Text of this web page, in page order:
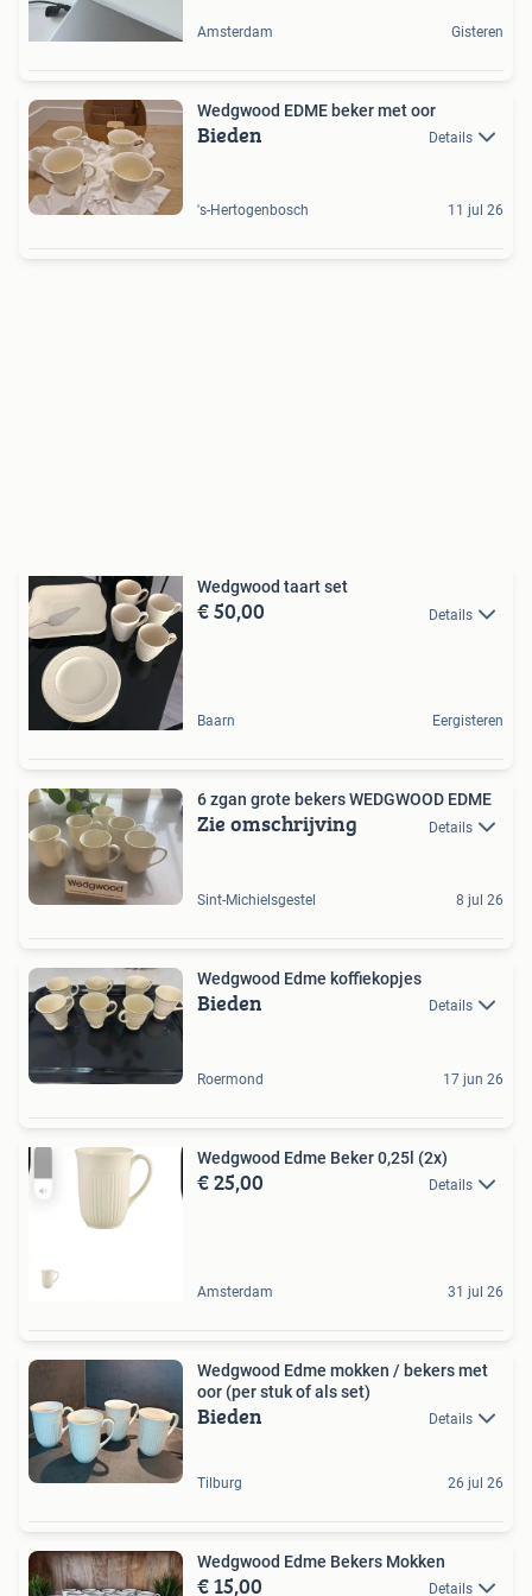
Amsterdam Gisteren
Wedgwood EDME beker met oor
Bieden Details
's-Hertogenbosch 11 jul 26
Wedgwood taart set
€ 50,00 Details
Baarn Eergisteren
6 zgan grote bekers WEDGWOOD EDME
Zie omschrijving Details
Sint-Michielsgestel 8 jul 26
Wedgwood Edme koffiekopjes
Bieden Details
Roermond 17 jun 26
Wedgwood Edme Beker 0,25l (2x)
€ 25,00 Details
Amsterdam 31 jul 26
Wedgwood Edme mokken / bekers met
oor (per stuk of als set)
Bieden Details
Tilburg 26 jul 26
Wedgwood Edme Bekers Mokken
€ 15,00 Details